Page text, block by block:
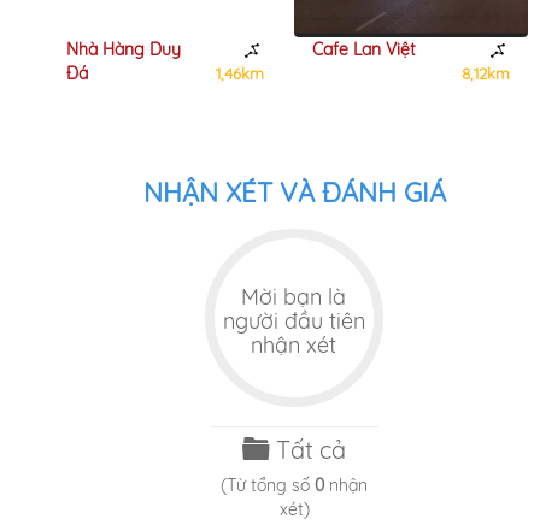
Nhà Hàng Duy
Đá
1,46km
Cafe Lan Việt
8,12km
NHẬN XÉT VÀ ĐÁNH GIÁ
Mời bạn là
người đầu tiên
nhận xét
Tất cả
(Từ tổng số 0 nhận
xét)